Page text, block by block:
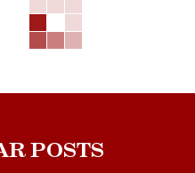
POSTS